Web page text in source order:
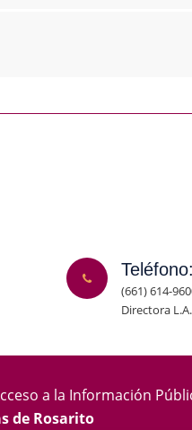
(661) 614-
Directora
a la Información
de Rosarito